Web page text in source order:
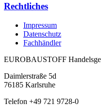
Rechtliches
Impressum
Datenschutz
Fachhändler
EUROBAUSTOFF
Daimlerstraße 5d
76185 Karlsruhe
Telefon +49 721 9728-0